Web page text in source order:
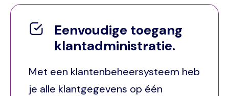
Eenvoudige toegang
klantadministratie.
Met een klantenbeheersysteem heb
je alle klantgegevens op één